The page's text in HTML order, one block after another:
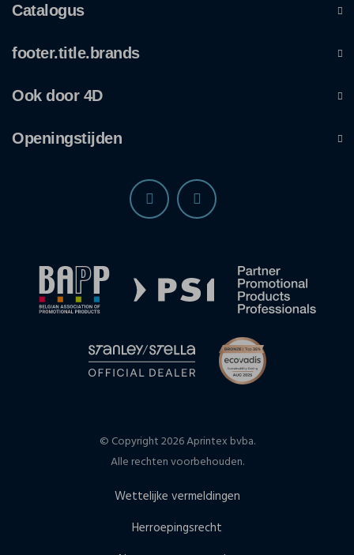
Catalogus
footer.title.brands
Ook door 4D
Openingstijden
© Copyright 2026 Aprintex bvba.
Alle rechten voorbehouden.
Wettelijke vermeldingen
Herroepingsrecht